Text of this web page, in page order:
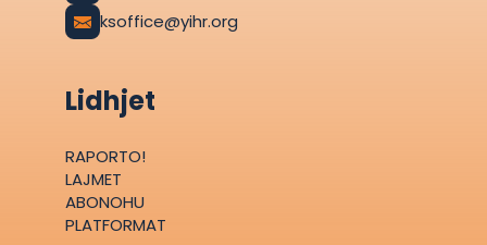
ksoffice@yihr.org
Lidhjet
RAPORTO!
LAJMET
ABONOHU
PLATFORMAT